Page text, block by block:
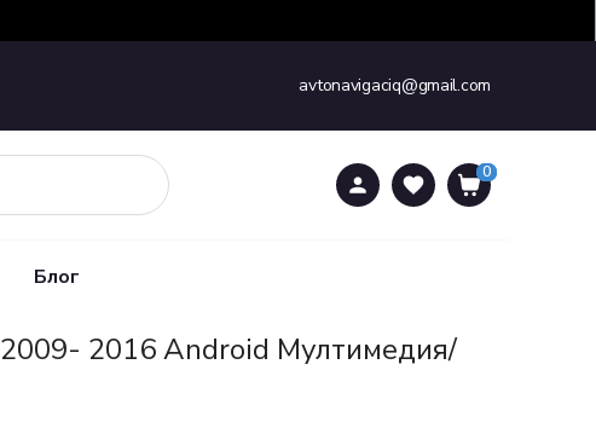
avtonavigaciq@gmail.com
0
0
Блог
2016 Android Mултимедия/